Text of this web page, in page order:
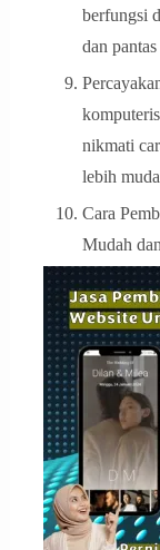
berfungsi
dan
nikmati
lebih
Cara
Mudah